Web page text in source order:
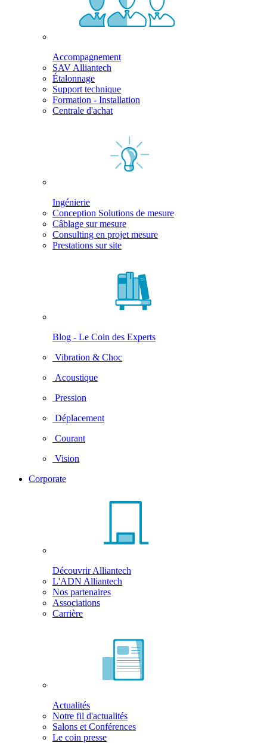
Accompagnement
SAV Alliantech
Étalonnage
Support technique
Formation - Installation
Centrale d'achat
Ingénierie
Conception Solutions de mesure
Câblage sur mesure
Consulting en projet mesure
Prestations sur site
Blog - Le Coin des Experts
Vibration & Choc
Acoustique
Pression
Déplacement
Courant
Vision
Corporate
Découvrir Alliantech
L'ADN Alliantech
Nos partenaires
Associations
Carrière
Actualités
Notre fil d'actualités
Salons et Conférences
Le coin presse